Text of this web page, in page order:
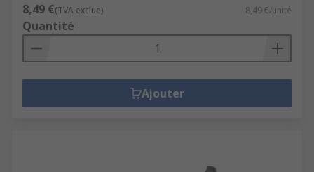
8,49 €(TVA exclue) 8,49 €/unité
Quantité
Ajouter